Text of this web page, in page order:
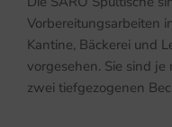
Vorbereitungsarbeiten
Kantine, Bäckerei und
vorgesehen. Sie sind
zwei tiefgezogenen